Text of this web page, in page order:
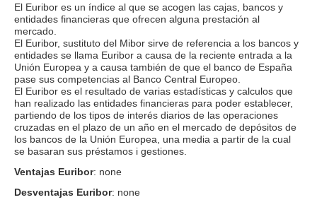
El Euribor es un índice al que se acogen las cajas, bancos y
entidades financieras que ofrecen alguna prestación al
mercado.
El Euribor, sustituto del Mibor sirve de referencia a los bancos y
entidades se llama Euribor a causa de la reciente entrada a la
Unión Europea y a causa también de que el banco de España
pase sus competencias al Banco Central Europeo.
El Euribor es el resultado de varias estadísticas y calculos que
han realizado las entidades financieras para poder establecer,
partiendo de los tipos de interés diarios de las operaciones
cruzadas en el plazo de un año en el mercado de depósitos de
los bancos de la Unión Europea, una media a partir de la cual
se basaran sus préstamos i gestiones.
Ventajas Euribor: none
Desventajas Euribor: none